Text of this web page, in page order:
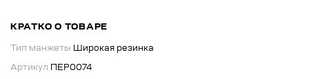
КРАТКО О ТОВАРЕ
Тип манжеты Широкая резинка
Артикул ПЕР0074